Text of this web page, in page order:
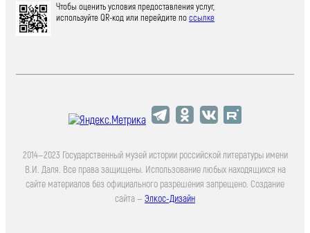
Чтобы оценить условия предоставления услуг,
используйте QR-код или перейдите поссылке
2014—2023 Государственный музей истории российской литературы имени
В.И. Даля. Все права защищены. Использование любых находящихся на
сайте материалов без официального разрешения запрещено. Создание
сайта — Элкос-Дизайн